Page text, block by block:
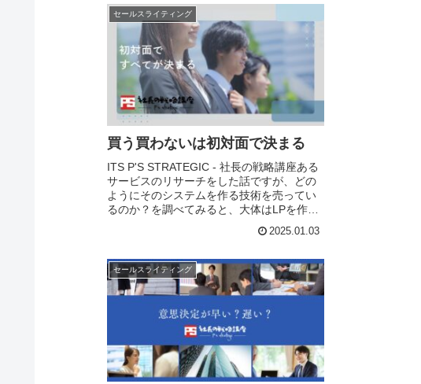
セールスライティング
買う買わないは初対面で決まる
ITS P'S STRATEGIC - 社長の戦略講座ある
サービスのリサーチをした話ですが、どの
ようにそのシステムを作る技術を売ってい
るのか？を調べてみると、大体はLPを作っ
た。どうやって売っているのか...2025.01.03
セールスライティング